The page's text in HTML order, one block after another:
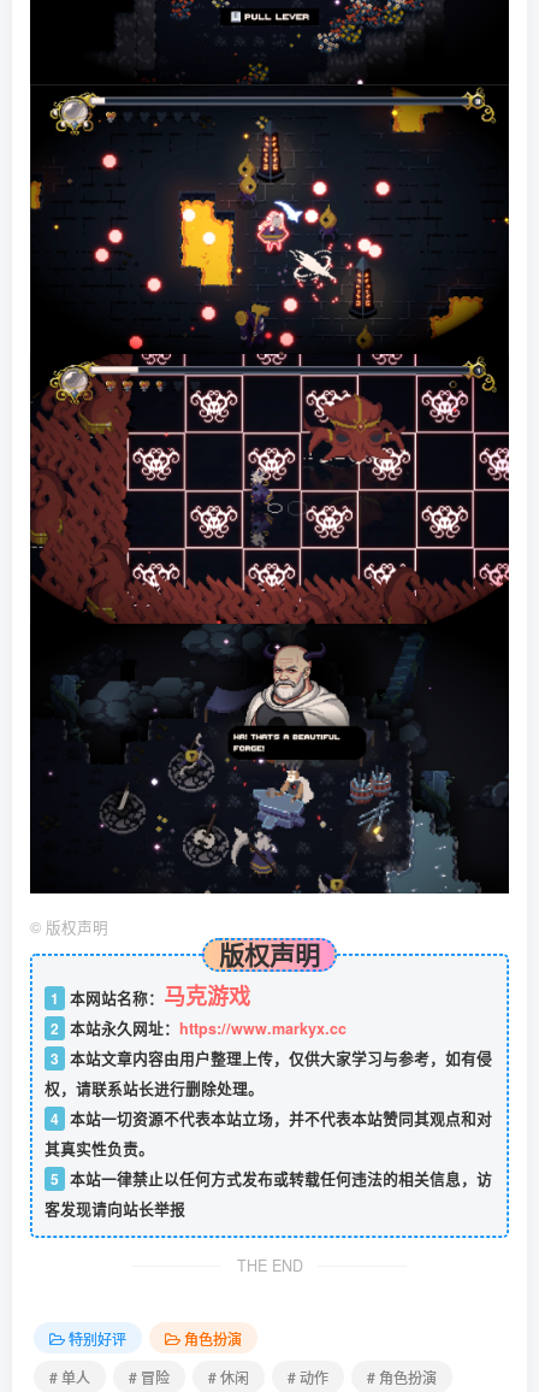
© 版权声明
版权声明
1 本网站名称： 马克游戏
2 本站永久网址： https://www.markyx.cc
3 本站文章内容由用户整理上传，仅供大家学习与参考，如有侵
权，请联系站长进行删除处理。
4 本站一切资源不代表本站立场，并不代表本站赞同其观点和对
其真实性负责。
5 本站一律禁止以任何方式发布或转载任何违法的相关信息，访
客发现请向站长举报
THE END
特别好评
角色扮演
# 单人
# 冒险 # 休闲 # 动作
# 角色扮演